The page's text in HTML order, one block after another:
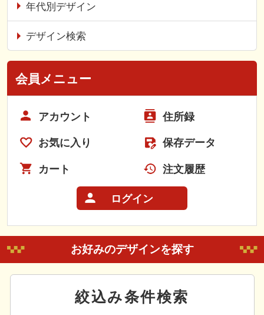
年代別デザイン
デザイン検索
会員メニュー
アカウント 住所録
お気に入り 保存データ
カート 注文履歴
ログイン
お好みのデザインを探す
絞込み条件検索